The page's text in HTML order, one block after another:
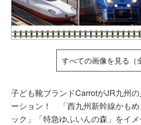
すべての画像を見る（
子ども靴ブランドCarrotがJR九州
ーション！ 「西九州新幹線かもめ
ック」「特急ゆふいんの森」をイ